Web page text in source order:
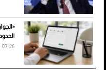
7 نصائح لاختيار لون
الأسود
07-26